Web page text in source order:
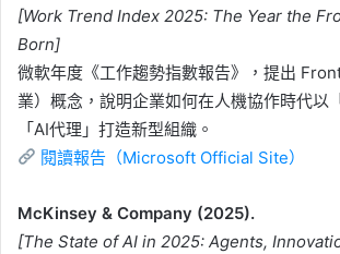
[Work Trend Index 2025: The Year the
Born]
微軟年度《工作趨勢指數報告》，提出
業）概念，說明企業如何在人機協作時代以
「AI代理」打造新型組織。
閱讀報告（Microsoft Official Site）
McKinsey & Company (2025).
[The State of AI in 2025: Agents,